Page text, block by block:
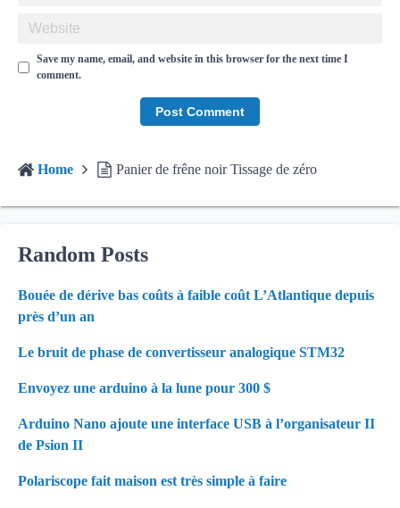
Save my name, email, and website in this browser for the next time I
comment.
Home Panier de frêne noir Tissage de zéro
Random Posts
Bouée de dérive bas coûts à faible coût L’Atlantique depuis
près d’un an
Le bruit de phase de convertisseur analogique STM32
Envoyez une arduino à la lune pour 300 $
Arduino Nano ajoute une interface USB à l’organisateur II
de Psion II
Polariscope fait maison est très simple à faire